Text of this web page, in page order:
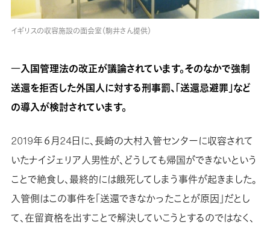
イギリスの収容施設の面会室（駒井さん提供）
―入国管理法の改正が議論されています。そのなかで強制
送還を拒否した外国人に対する刑事罰、「送還忌避罪」など
の導入が検討されています。
2019年６月24日に、長崎の大村入管センターに収容されて
いたナイジェリア人男性が、どうしても帰国ができないという
ことで絶食し、最終的には餓死してしまう事件が起きました。
入管側はこの事件を「送還できなかったことが原因」だとし
て、在留資格を出すことで解決していこうとするのではなく、